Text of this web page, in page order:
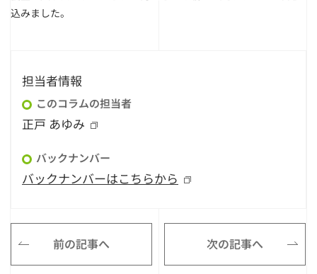
込みました。
担当者情報
このコラムの担当者
正戸 あゆみ
バックナンバー
バックナンバーはこちらから
前の記事へ 次の記事へ